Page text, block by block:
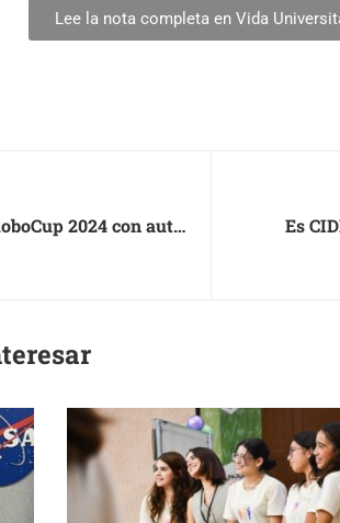
Lee la nota completa en Vida
2024 con auto
Es